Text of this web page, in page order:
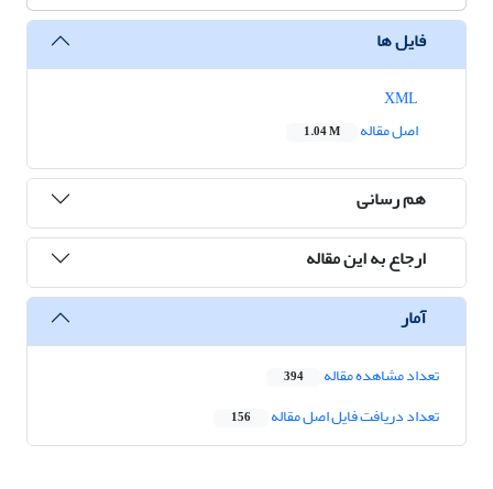
فایل ها
اصل مقاله
1.04 M
هم رسانی
ارجاع به این مقاله
آمار
تعداد مشاهده مقاله 394
تعداد دریافت فایل اصل مقاله 156